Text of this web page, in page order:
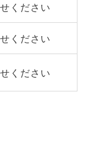
ください
ください
ください